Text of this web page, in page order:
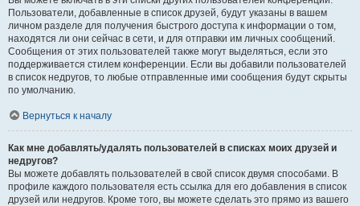
Пользователи, добавленные в список друзей, будут указаны в вашем
личном разделе для получения быстрого доступа к информации о том,
находятся ли они сейчас в сети, и для отправки им личных сообщений.
Сообщения от этих пользователей также могут выделяться, если это
поддерживается стилем конференции. Если вы добавили пользователей
в список недругов, то любые отправленные ими сообщения будут скрыты
по умолчанию.
Вернуться к началу
Как мне добавлять/удалять пользователей в списках моих друзей и
недругов?
Вы можете добавлять пользователей в свой список двумя способами. В
профиле каждого пользователя есть ссылка для его добавления в список
друзей или недругов. Кроме того, вы можете сделать это прямо из вашего